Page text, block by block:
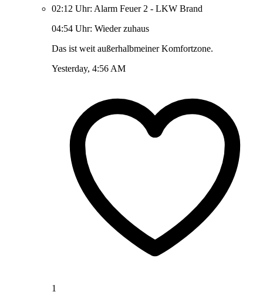
02:12 Uhr: Alarm Feuer 2 - LKW Brand
04:54 Uhr: Wieder zuhaus
Das ist weit außerhalbmeiner Komfortzone.
Yesterday, 4:56 AM
1